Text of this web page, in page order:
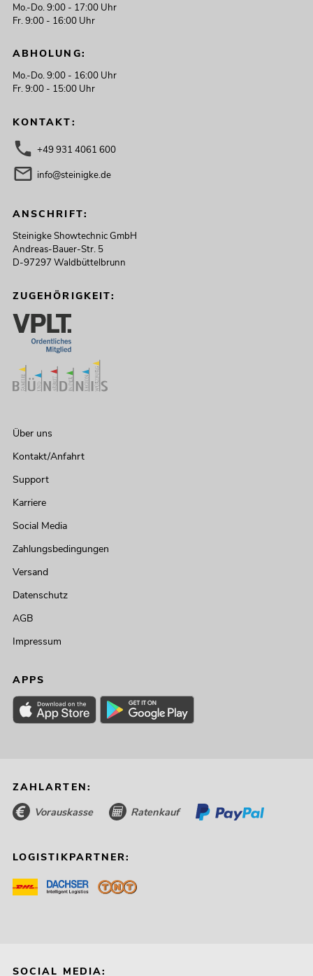
Mo.-Do. 9:00 - 17:00 Uhr
Fr. 9:00 - 16:00 Uhr
ABHOLUNG:
Mo.-Do. 9:00 - 16:00 Uhr
Fr. 9:00 - 15:00 Uhr
KONTAKT:
+49 931 4061 600
info@steinigke.de
ANSCHRIFT:
Steinigke Showtechnic GmbH
Andreas-Bauer-Str. 5
D-97297 Waldbüttelbrunn
ZUGEHÖRIGKEIT:
Über uns
Kontakt/Anfahrt
Support
Karriere
Social Media
Zahlungsbedingungen
Versand
Datenschutz
AGB
Impressum
APPS
ZAHLARTEN:
Vorauskasse Ratenkauf
LOGISTIKPARTNER:
SOCIAL MEDIA: